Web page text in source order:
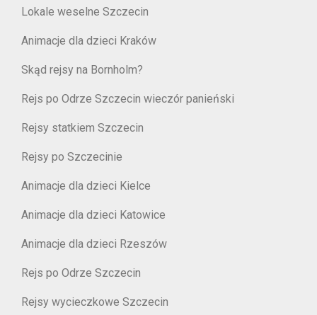
Lokale weselne Szczecin
Animacje dla dzieci Kraków
Skąd rejsy na Bornholm?
Rejs po Odrze Szczecin wieczór panieński
Rejsy statkiem Szczecin
Rejsy po Szczecinie
Animacje dla dzieci Kielce
Animacje dla dzieci Katowice
Animacje dla dzieci Rzeszów
Rejs po Odrze Szczecin
Rejsy wycieczkowe Szczecin